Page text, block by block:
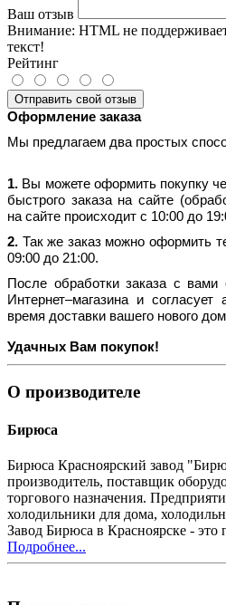
Ваш отзыв
Внимание: HTML не
текст!
Рейтинг
Отправить свой отзыв
Оформление заказа
Мы предлагаем два простых
1. Вы можете оформить покупку
быстрого заказа на сайте
на сайте происходит с 10:00 до
2. Так же заказ можно оформить
09:00 до 21:00.
После обработки заказа с вами
Интернет–магазина и
время доставки вашего нового
Удачных Вам покупок!
О производителе
Бирюса
Бирюса Красноярский завод
производитель, поставщик
торгового назначения.
холодильники для дома,
Завод Бирюса в Красноярске - это
Подробнее...